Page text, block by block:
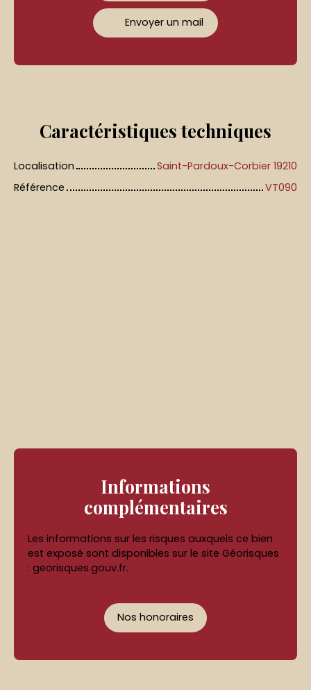
Envoyer un mail
Caractéristiques techniques
Localisation
Saint-Pardoux-Corbier 19210
Référence
VT090
Informations
complémentaires
Les informations sur les risques auxquels ce bien
est exposé sont disponibles sur le site Géorisques
: georisques.gouv.fr.
Nos honoraires